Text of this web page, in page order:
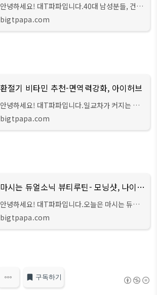
안녕하세요! 대T파파입니다.40대 남성분들, 건강
을 위해 어떤 영양제를 챙겨야 할지 고민 중이시
죠? 이 시기에는 신체가 서서히 변하면서 체내 영
bigtpapa.com
환절기 비타민 추천-면역력강화, 아이허브
안녕하세요! 대T파파입니다.일교차가 커지는 환
절기에는 감기와 피로감이 찾아오기 쉬운데요, 이
때 비타민이 필수입니다. 환절기 비타민을 올바르
bigtpapa.com
마시는 듀얼소닉 뷰티루틴- 모닝샷, 나이트샷, 출시일
안녕하세요! 대T파파입니다.오늘은 마시는 듀얼
소닉의 새로운 이너뷰티 제품인 뷰티루틴 모닝샷
& 나이트샷에 대해 소개해드리려고 합니다. 7년
bigtpapa.com
구독하기